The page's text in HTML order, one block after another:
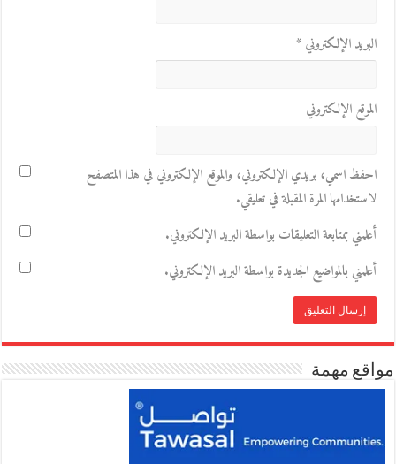
البريد الإلكتروني*
الموقع الإلكتروني
احفظ اسمي، بريدي الإلكتروني، والموقع الإلكتروني في هذا المتصفح
لاستخدامها المرة المقبلة في تعليقي.
أعلمني بمتابعة التعليقات بواسطة البريد الإلكتروني.
أعلمني بالمواضيع الجديدة بواسطة البريد الإلكتروني.
مواقع مهمة